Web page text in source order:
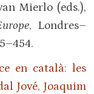
Mierlo (eds.),
, Londres–
en català: les
Jové, Joaquim